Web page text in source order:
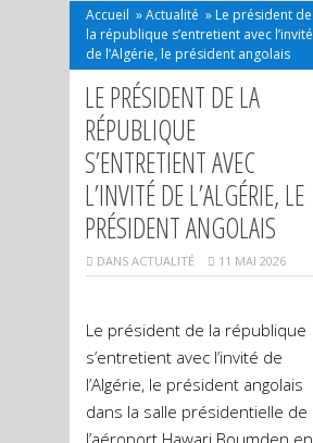
Accueil »Actualité » Le président de
la république s’entretient avec l’invité
de l’Algérie, le président angolais
LE PRÉSIDENT DE LA
RÉPUBLIQUE
S’ENTRETIENT AVEC
L’INVITÉ DE L’ALGÉRIE, LE
PRÉSIDENT ANGOLAIS
DANS ACTUALITÉ 11 MAI 2026
Le président de la république
s’entretient avec l’invité de
l’Algérie, le président angolais
dans la salle présidentielle de
l’aéroport Hawari Boumden en